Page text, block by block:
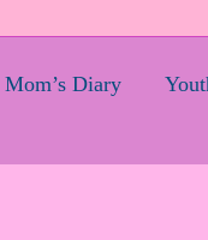
Mom’s Diary